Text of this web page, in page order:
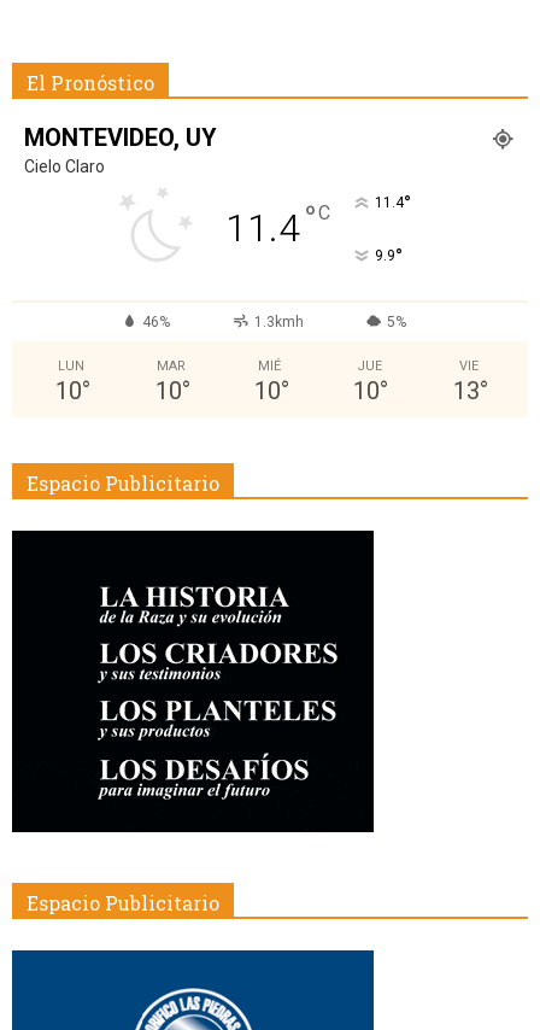
El Pronóstico
MONTEVIDEO, UY
Cielo Claro
11.4°C 11.4°
9.9°
46% 1.3kmh 5%
LUN
10°
MAR
10°
MIÉ
10°
JUE
10°
VIE
13°
Espacio Publicitario
Espacio Publicitario